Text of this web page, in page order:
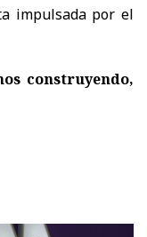
impulsada por el
construyendo,